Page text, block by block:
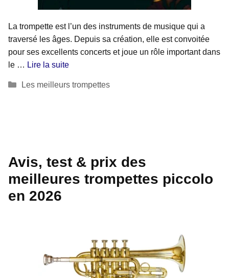
La trompette est l’un des instruments de musique qui a
traversé les âges. Depuis sa création, elle est convoitée
pour ses excellents concerts et joue un rôle important dans
le … Lire la suite
Catégories
Les meilleurs trompettes
Avis, test & prix des
meilleures trompettes piccolo
en 2026